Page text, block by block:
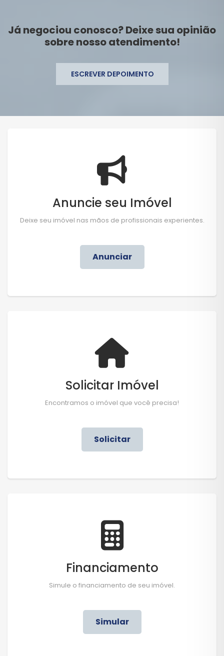
Já negociou conosco? Deixe sua opinião
sobre nosso atendimento!
ESCREVER DEPOIMENTO
Anuncie seu Imóvel
Deixe seu imóvel nas mãos de profissionais experientes.
Anunciar
Solicitar Imóvel
Encontramos o imóvel que você precisa!
Solicitar
Financiamento
Simule o financiamento de seu imóvel.
Simular